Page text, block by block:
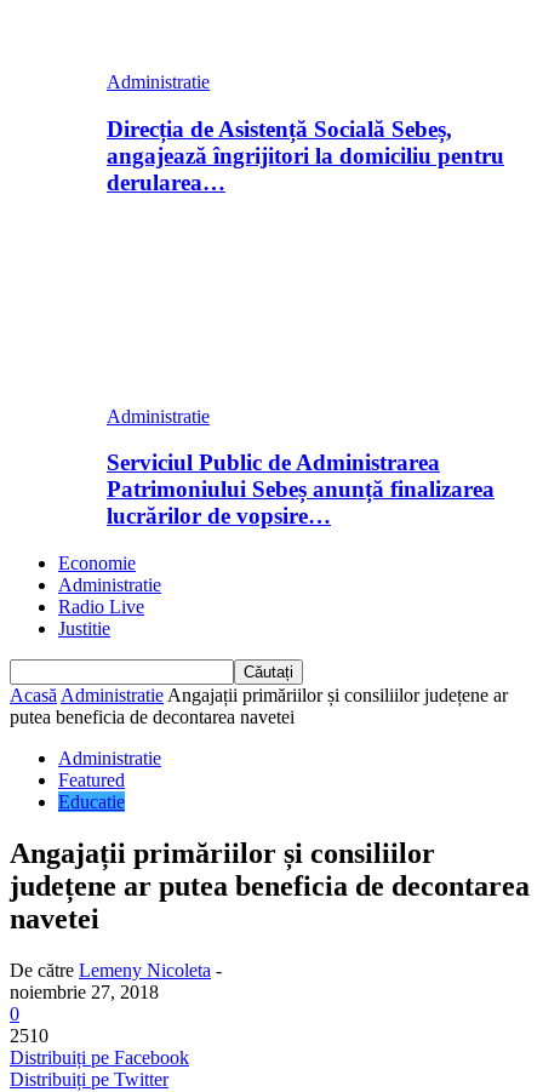
Administratie
Direcția de Asistență Socială Sebeș,
angajează îngrijitori la domiciliu pentru
derularea…
Administratie
Serviciul Public de Administrarea
Patrimoniului Sebeș anunță finalizarea
lucrărilor de vopsire…
Economie
Administratie
Radio Live
Justitie
Acasă Administratie Angajații primăriilor și consiliilor județene ar
putea beneficia de decontarea navetei
Administratie
Featured
Educatie
Angajații primăriilor și consiliilor
județene ar putea beneficia de decontarea
navetei
De către Lemeny Nicoleta -
noiembrie 27, 2018
0
2510
Distribuiți pe Facebook
Distribuiți pe Twitter